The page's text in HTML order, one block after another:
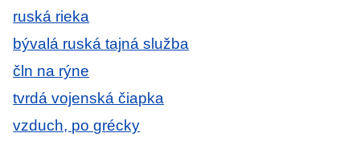
ruská rieka
bývalá ruská tajná služba
čln na rýne
tvrdá vojenská čiapka
vzduch, po grécky